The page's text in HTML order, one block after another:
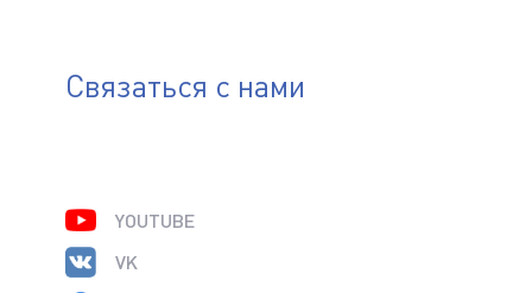
Связаться с нами
YOUTUBE
VK